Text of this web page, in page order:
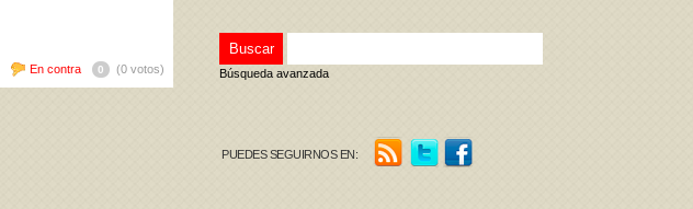
En contra 0 (0 votos) Búsqueda avanzada
PUEDES SEGUIRNOS EN: